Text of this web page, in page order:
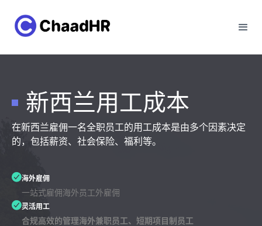
新西兰用工成本
在新西兰雇佣一名全职员工的用工成本是由多个因素决定
的，包括薪资、社会保险、福利等。
海外雇佣
一站式雇佣海外员工外雇佣
灵活用工
合规高效的管理海外兼职员工、短期项目制员工